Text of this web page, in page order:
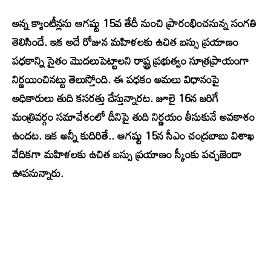
అన్న క్యాంటీన్లను ఆగష్టు 15వ తేదీ నుంచి ప్రారంభించనున్న సంగతి
తెలిసిందే. ఇక అదే రోజున మహిళలకు ఉచిత బస్సు ప్రయాణం
పధకాన్ని సైతం మొదలుపెట్టాలని రాష్ట్ర ప్రభుత్వం సూత్రప్రాయంగా
నిర్ణయించినట్టు తెలుస్తోంది. ఈ పధకం అమలు విధానంపై
అధికారులు తుది కసరత్తు చేస్తున్నారట. జూలై 16న జరిగే
మంత్రివర్గం సమావేశంలో దీనిపై తుది నిర్ణయం తీసుకునే అవకాశం
ఉందట. ఇక అన్నీ కుదిరితే.. ఆగష్టు 15న సీఎం చంద్రబాబు విశాఖ
వేదికగా మహిళలకు ఉచిత బస్సు ప్రయాణం స్కీంకు పచ్చజెండా
ఊపనున్నారు.